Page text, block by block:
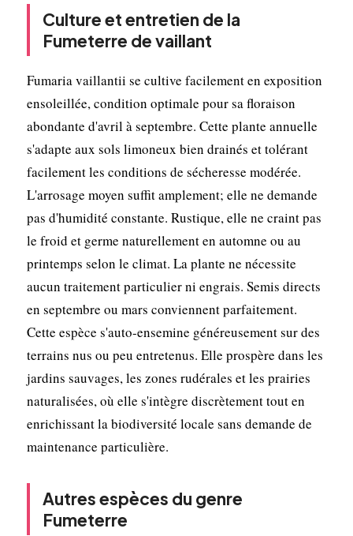
Culture et entretien de la
Fumeterre de vaillant
Fumaria vaillantii se cultive facilement en exposition
ensoleillée, condition optimale pour sa floraison
abondante d'avril à septembre. Cette plante annuelle
s'adapte aux sols limoneux bien drainés et tolérant
facilement les conditions de sécheresse modérée.
L'arrosage moyen suffit amplement; elle ne demande
pas d'humidité constante. Rustique, elle ne craint pas
le froid et germe naturellement en automne ou au
printemps selon le climat. La plante ne nécessite
aucun traitement particulier ni engrais. Semis directs
en septembre ou mars conviennent parfaitement.
Cette espèce s'auto-ensemine généreusement sur des
terrains nus ou peu entretenus. Elle prospère dans les
jardins sauvages, les zones rudérales et les prairies
naturalisées, où elle s'intègre discrètement tout en
enrichissant la biodiversité locale sans demande de
maintenance particulière.
Autres espèces du genre
Fumeterre